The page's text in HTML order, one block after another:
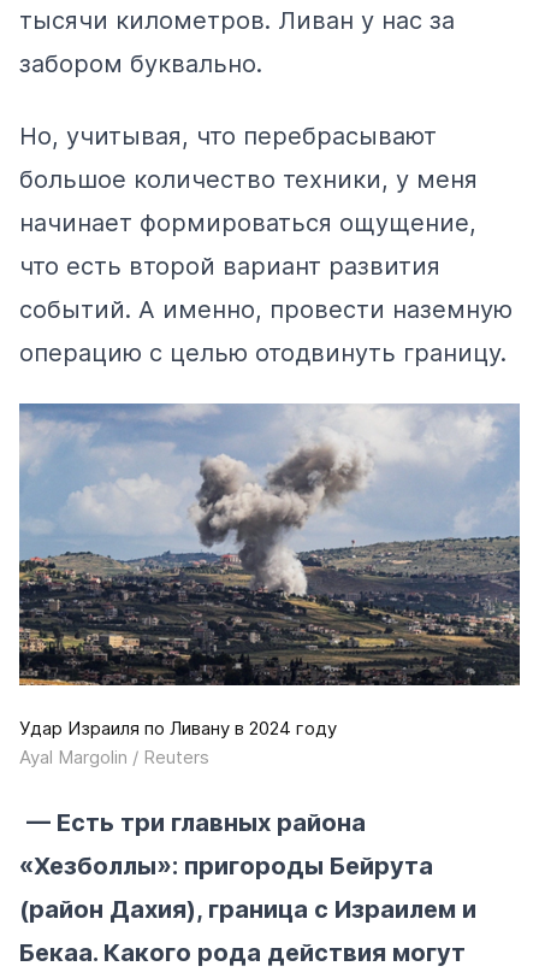
тысячи километров. Ливан у нас за
забором буквально.
Но, учитывая, что перебрасывают
большое количество техники, у меня
начинает формироваться ощущение,
что есть второй вариант развития
событий. А именно, провести наземную
операцию с целью отодвинуть границу.
Удар Израиля по Ливану в 2024 году
Ayal Margolin / Reuters
— Есть три главных района
«Хезболлы»: пригороды Бейрута
(район Дахия), граница с Израилем и
Бекаа. Какого рода действия могут